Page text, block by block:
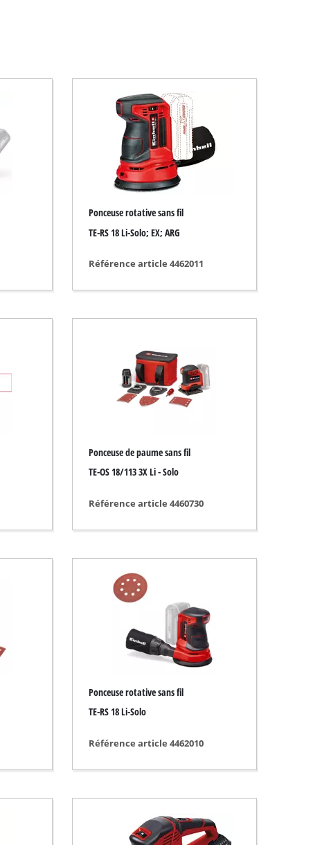
Ponceuse rotative sans fil
TE-RS 18 Li-Solo; EX; ARG
Référence article 4462011
Ponceuse de paume sans fil
TE-OS 18/113 3X Li - Solo
Référence article 4460730
Ponceuse rotative sans fil
TE-RS 18 Li-Solo
Référence article 4462010